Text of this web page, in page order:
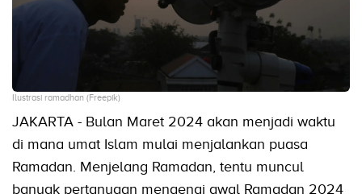
Ilustrasi ramadhan (Freepik)
JAKARTA - Bulan Maret 2024 akan menjadi waktu
di mana umat Islam mulai menjalankan puasa
Ramadan. Menjelang Ramadan, tentu muncul
banyak pertanyaan mengenai awal Ramadan 2024